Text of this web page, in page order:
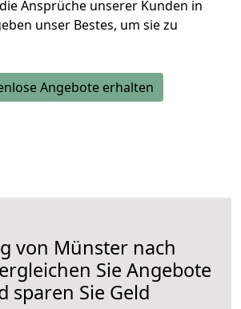
Ansprüche unserer Kunden in
unser Bestes, um sie zu
Angebote erhalten
von Münster nach
Sie Angebote
sparen Sie Geld